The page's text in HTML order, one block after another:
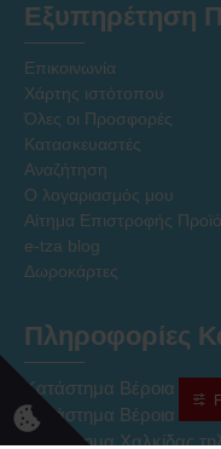
Εξυπηρέτηση
Επικοινωνία
Χάρτης ιστότοπου
Όλες οι Προσφορές
Κατασκευαστές
Αναζήτηση
Ο λογαριασμός μου
Αίτημα Επιστροφής
e-tza blog
Δωροκάρτες
Πληροφορίες
Κατάστημα Βέροια
Κατάστημα Βέροια ΝΠΟ
Κατάστημα Χαλκίδας